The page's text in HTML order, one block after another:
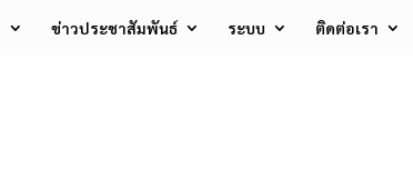
ข่าวประชาสัมพันธ์ ระบบ ติดต่อเรา